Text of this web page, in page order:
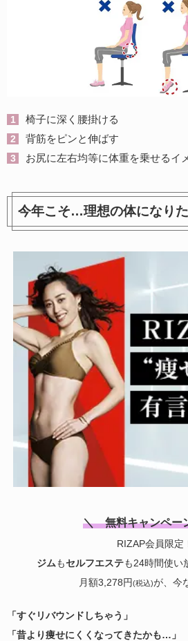
椅子に深く腰掛ける
背筋をピンと伸ばす
お尻に左右均等に体重を乗せるイ
今年こそ…理想の体になりた
＼ 無料キャンペ
RIZAP会員限定
ジムもセルフエステも24時間使い
月額3,278円(税込)が、今
「すぐリバウンドしちゃう」
「昔より痩せにくくなってきたかも…」